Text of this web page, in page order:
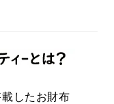
載したお財布